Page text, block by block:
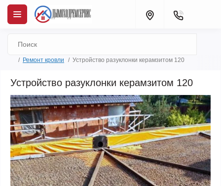
Ремонт кровли Устройство разуклонки керамзитом 120
Устройство разуклонки керамзитом 120